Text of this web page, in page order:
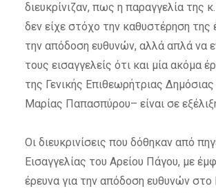
διευκρίνιζαν, πως η παραγγελία της
δεν είχε στόχο την καθυστέρηση της
την απόδοση ευθυνών, αλλά απλά να
τους εισαγγελείς ότι και μία ακόμα
της Γενικής Επιθεωρήτριας Δημόσιας
Μαρίας Παπασπύρου– είναι σε
Οι διευκρινίσεις που δόθηκαν από
Εισαγγελίας του Αρείου Πάγου, με
έρευνα για την απόδοση ευθυνών